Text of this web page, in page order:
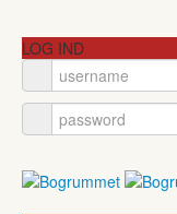
LOG IND